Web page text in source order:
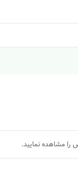
مشاهده نمایید.